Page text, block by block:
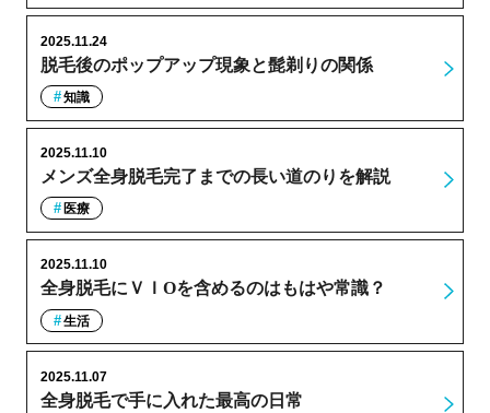
脱毛後のポップアップ現象と髭剃りの関係
2025.11.24
知識
メンズ全身脱毛完了までの長い道のりを解説
2025.11.10
医療
全身脱毛にＶＩОを含めるのはもはや常識？
2025.11.10
生活
全身脱毛で手に入れた最高の日常
2025.11.07